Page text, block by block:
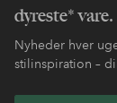
dyreste* vare.
Nyheder hver
stilinspiration –